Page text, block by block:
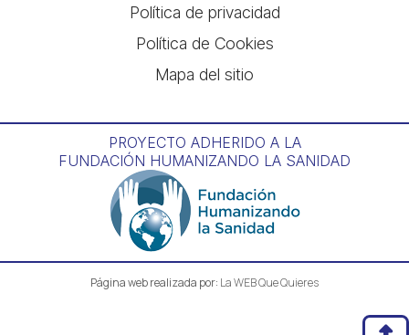
Política de privacidad
Política de Cookies
Mapa del sitio
PROYECTO ADHERIDO A LA
FUNDACIÓN HUMANIZANDO LA SANIDAD
Página web realizada por: La WEB Que Quieres